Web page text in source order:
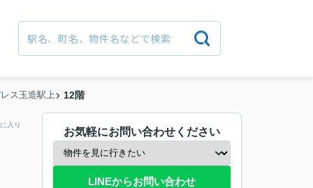
ス玉造駅上 12階
入り
お気軽にお問い合わせください
LINEからお問い合わせ